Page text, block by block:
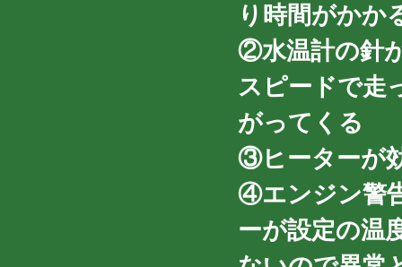
り時間がかか
②水温計の針
スピードで走
がってくる
③ヒーターが
④エンジン警
ーが設定の温